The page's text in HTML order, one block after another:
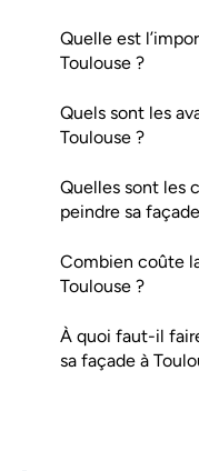
Quelle est
Toulouse ?
Quels sont les
Toulouse ?
Quelles sont les
peindre sa
Combien coûte
Toulouse ?
À quoi faut-il
sa façade à